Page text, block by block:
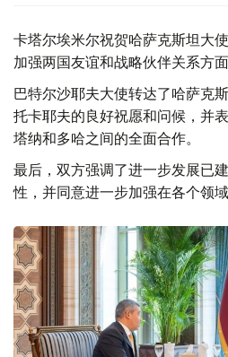
卡塔尔埃米尔祝贺哈萨克斯坦大
加强两国友谊和战略伙伴关系方面
巴特尔沙耶夫大使转达了哈萨克
托卡耶夫的良好祝愿和问候，并
塔纳和多哈之间的全面合作。
最后，双方强调了进一步发展已
性，并同意进一步加强在各个领域